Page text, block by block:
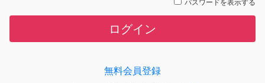
パスワードを表示する
ログイン
無料会員登録